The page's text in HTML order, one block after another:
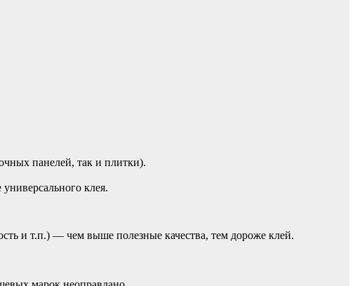
панелей, так и плитки).
клея.
и т.п.) — чем выше полезные качества, тем дороже клей.